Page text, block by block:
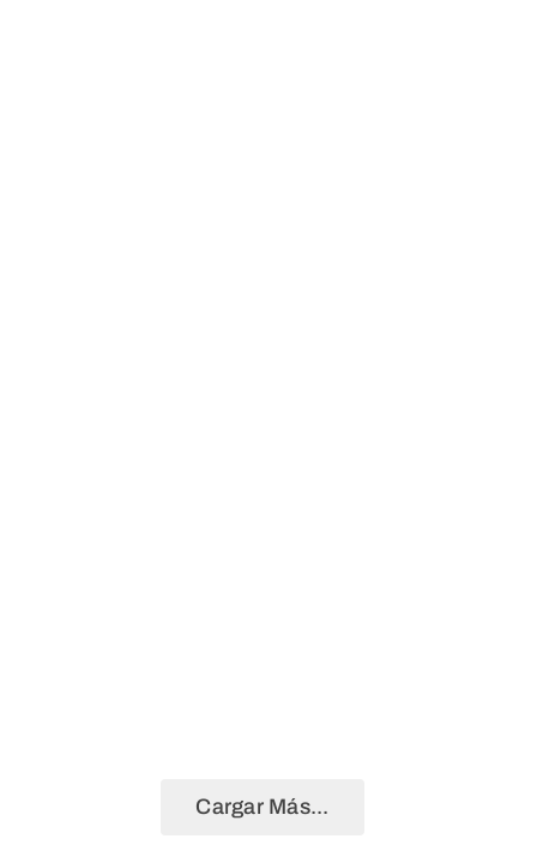
Cargar Más...